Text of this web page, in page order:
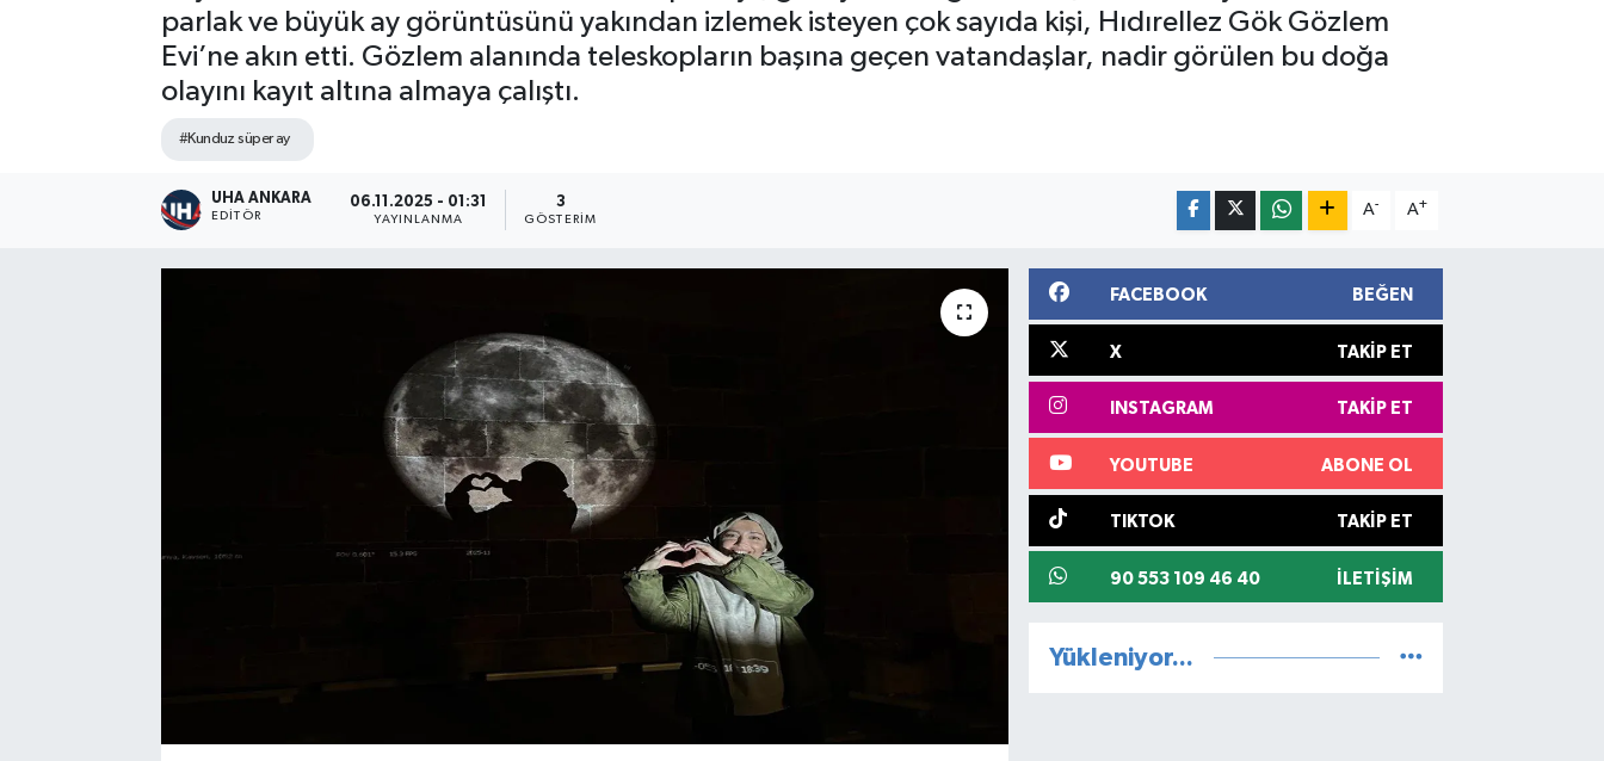
parlak ve büyük ay görüntüsünü yakından izlemek isteyen çok sayıda kişi, Hıdırellez Gök Gözlem
Evi’ne akın etti. Gözlem alanında teleskopların başına geçen vatandaşlar, nadir görülen bu doğa
olayını kayıt altına almaya çalıştı.
#Kunduz süper ay
UHA ANKARA
EDITÖR
06.11.2025 - 01:31
YAYINLANMA
3
GÖSTERIM
A- A+
FACEBOOK BEĞEN
X TAKIP ET
INSTAGRAM TAKIP ET
YOUTUBE ABONE OL
TIKTOK TAKIP ET
90 553 109 46 40 İLETIŞIM
Yükleniyor...